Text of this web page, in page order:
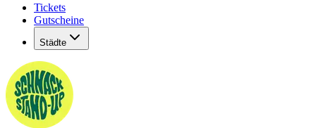
Tickets
Gutscheine
Städte